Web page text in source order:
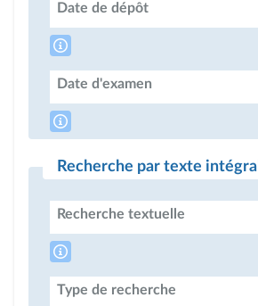
Date de dépôt
Date d'examen
Recherche par texte intégral
Recherche textuelle
Type de recherche